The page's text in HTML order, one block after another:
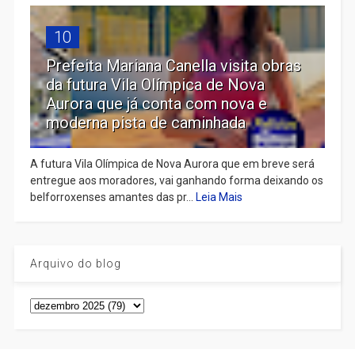
10
Prefeita Mariana Canella visita obras
da futura Vila Olímpica de Nova
Aurora que já conta com nova e
moderna pista de caminhada
A futura Vila Olímpica de Nova Aurora que em breve será
entregue aos moradores, vai ganhando forma deixando os
belforroxenses amantes das pr...
Leia Mais
Arquivo do blog